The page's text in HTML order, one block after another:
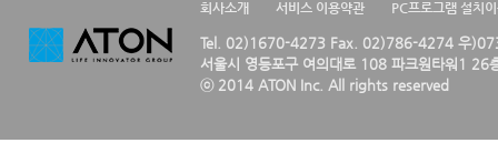
회사소개 서비스 이용약관 PC프로그램 설치
Tel. 02)1670-4273 Fax. 02)786-4274 우
서울시 영등포구 여의대로 108 파크원타워1 26
ⓒ 2014 ATON Inc. All rights reserved